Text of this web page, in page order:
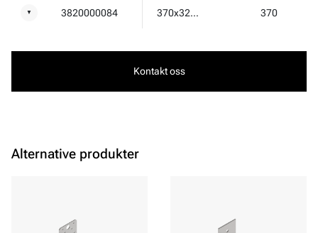
▼ 3820000084 370x32x2,0 370
Kontakt oss
Alternative produkter